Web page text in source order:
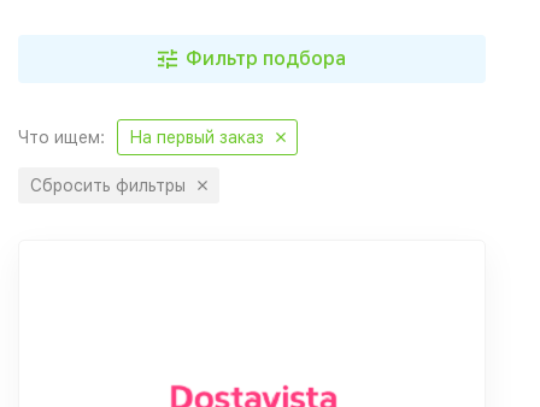
Фильтр подбора
Что ищем: На первый заказ
Сбросить фильтры